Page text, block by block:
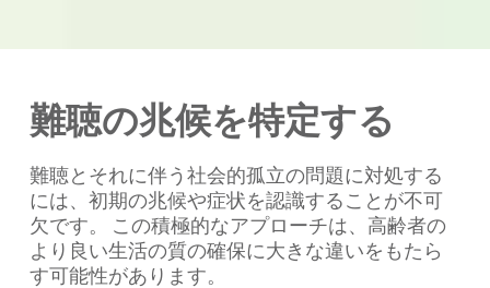
難聴の兆候を特定する
難聴とそれに伴う社会的孤立の問題に対処する
には、初期の兆候や症状を認識することが不可
欠です。 この積極的なアプローチは、高齢者の
より良い生活の質の確保に大きな違いをもたら
す可能性があります。